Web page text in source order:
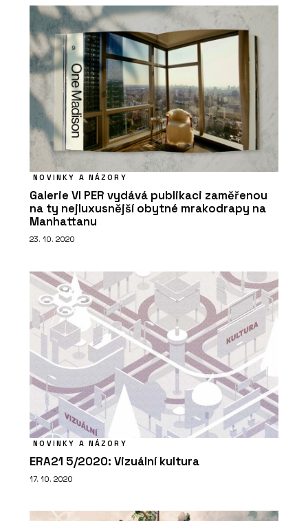
NOVINKY A NÁZORY
Galerie VI PER vydává publikaci zaměřenou
na ty nejluxusnější obytné mrakodrapy na
Manhattanu
23. 10. 2020
NOVINKY A NÁZORY
ERA21 5/2020: Vizuální kultura
17. 10. 2020